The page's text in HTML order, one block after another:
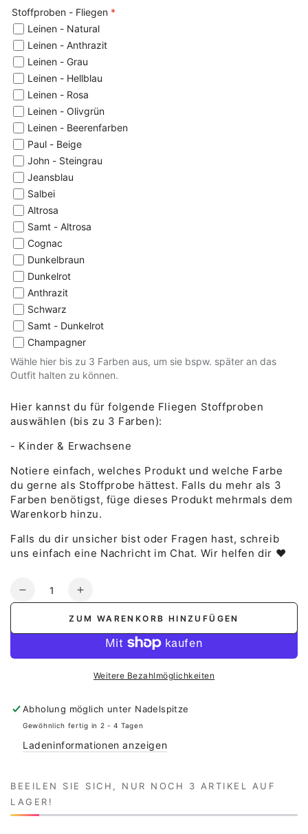
Stoffproben - Fliegen *
Leinen - Natural
Leinen - Anthrazit
Leinen - Grau
Leinen - Hellblau
Leinen - Rosa
Leinen - Olivgrün
Leinen - Beerenfarben
Paul - Beige
John - Steingrau
Jeansblau
Salbei
Altrosa
Samt - Altrosa
Cognac
Dunkelbraun
Dunkelrot
Anthrazit
Schwarz
Samt - Dunkelrot
Champagner
Wähle hier bis zu 3 Farben aus, um sie bspw. später an das
Outfit halten zu können.
Hier kannst du für folgende Fliegen Stoffproben
auswählen (bis zu 3 Farben):
- Kinder & Erwachsene
Notiere einfach, welches Produkt und welche Farbe
du gerne als Stoffprobe hättest. Falls du mehr als 3
Farben benötigst, füge dieses Produkt mehrmals dem
Warenkorb hinzu.
Falls du dir unsicher bist oder Fragen hast, schreib
uns einfach eine Nachricht im Chat. Wir helfen dir ♥
Anzahl
Verringere Erhöhe
Menge
Fliegen
ZUM WARENKORB HINZUFÜGEN
Weitere Bezahlmöglichkeiten
Abholung möglich unter Nadelspitze
Gewöhnlich fertig in 2 - 4 Tagen
Ladeninformationen anzeigen
BEEILEN SIE SICH, NUR NOCH 3 ARTIKEL AUF
LAGER!